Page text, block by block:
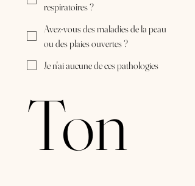
respiratoires ?
Avez-vous des maladies de la peau
ou des plaies ouvertes ?
Je n'ai aucune de ces pathologies
Ton